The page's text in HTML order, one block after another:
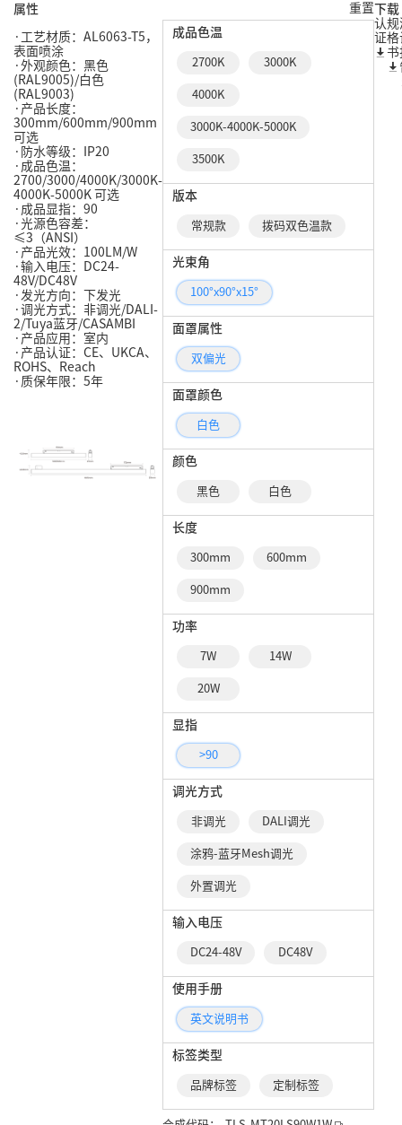
属性
·工艺材质：AL6063-T5，
表面喷涂
·外观颜色：黑色
(RAL9005)/白色
(RAL9003)
·产品长度：
300mm/600mm/900mm
可选
·防水等级：IP20
·成品色温：
2700/3000/4000K/3000K-
4000K-5000K 可选
·成品显指：90
·光源色容差：
≤3（ANSI）
·产品光效：100LM/W
·输入电压：DC24-
48V/DC48V
·发光方向：下发光
·调光方式：非调光/DALI-
2/Tuya蓝牙/CASAMBI
·产品应用：室内
·产品认证：CE、UKCA、
ROHS、Reach
·质保年限：5年
重置
成品色温
2700K 3000K
4000K
3000K-4000K-5000K
3500K
版本
常规款 拨码双色温款
光束角
100°x90°x15°
面罩属性
双偏光
面罩颜色
白色
颜色
黑色 白色
长度
300mm 600mm
900mm
功率
7W 14W
20W
显指
>90
调光方式
非调光 DALI调光
涂鸦-蓝牙Mesh调光
外置调光
输入电压
DC24-48V DC48V
使用手册
英文说明书
标签类型
品牌标签 定制标签
下载
认
证
规
格
书